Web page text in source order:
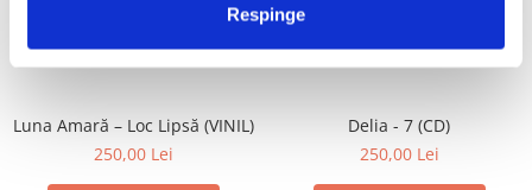
Respinge
ADAUGA IN COS ADAUGA IN COS
Luna Amară – Loc Lipsă (VINIL)
250,00 Lei
Delia - 7 (CD)
250,00 Lei